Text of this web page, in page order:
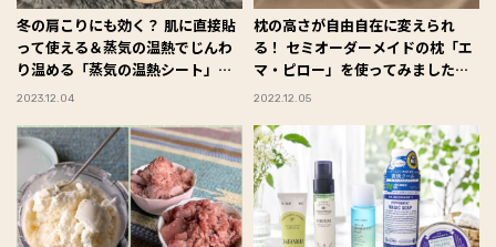
冬の肩こりにも効く？ 肌に直接貼
って使える＆蒸気の温熱でじんわ
り温める「蒸気の温熱シート」が
大活躍！ #Omezaトーク
2023.12.04
枕の高さが自由自在に変えられ
る！ セミオーダーメイドの枕「エ
マ・ピロー」を使ってみました
#Omezaトーク
2022.12.05